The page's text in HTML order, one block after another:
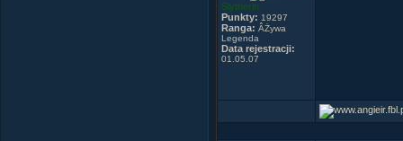
Slytherin
Punkty: 19297
Ranga: ÂŻywa
Legenda
Data rejestracji:
01.05.07